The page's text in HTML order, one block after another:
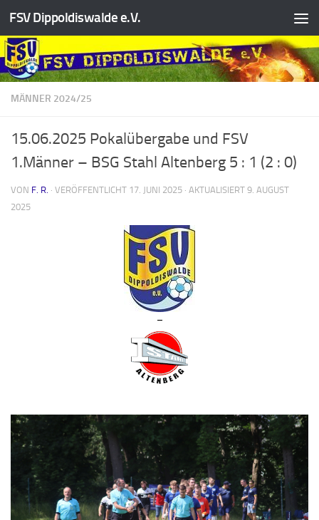
Zum Inhalt springen
FSV Dippoldiswalde e.V.
MÄNNER 2024/25
15.06.2025 Pokalübergabe und FSV
1.Männer – BSG Stahl Altenberg 5 : 1 (2 : 0)
VON F. R. · VERÖFFENTLICHT 17. JUNI 2025 · AKTUALISIERT 9. AUGUST
2025
–